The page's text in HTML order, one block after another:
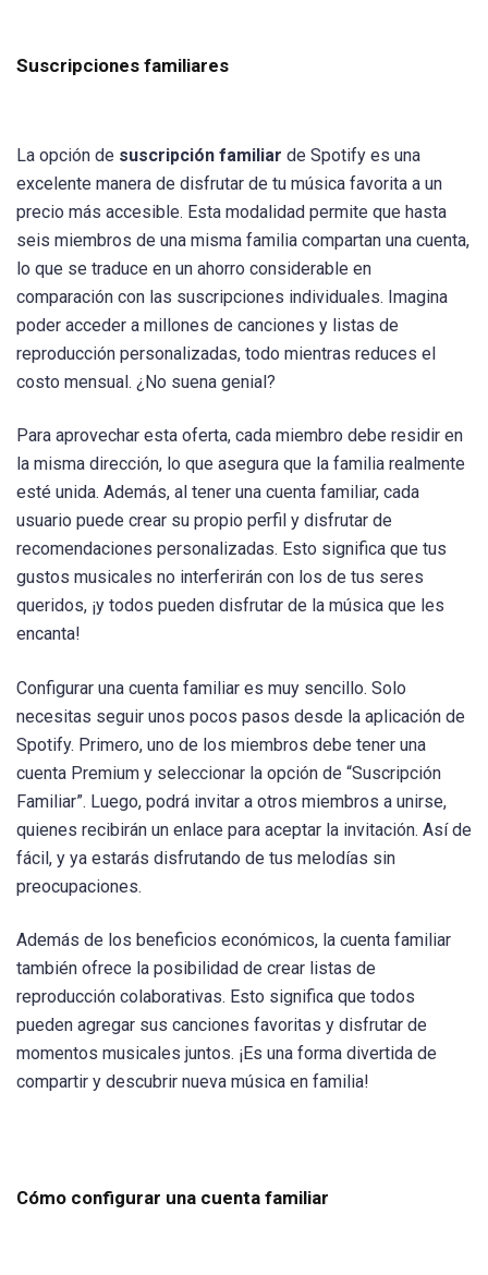
Suscripciones familiares
La opción de suscripción familiar de Spotify es una
excelente manera de disfrutar de tu música favorita a un
precio más accesible. Esta modalidad permite que hasta
seis miembros de una misma familia compartan una cuenta,
lo que se traduce en un ahorro considerable en
comparación con las suscripciones individuales. Imagina
poder acceder a millones de canciones y listas de
reproducción personalizadas, todo mientras reduces el
costo mensual. ¿No suena genial?
Para aprovechar esta oferta, cada miembro debe residir en
la misma dirección, lo que asegura que la familia realmente
esté unida. Además, al tener una cuenta familiar, cada
usuario puede crear su propio perfil y disfrutar de
recomendaciones personalizadas. Esto significa que tus
gustos musicales no interferirán con los de tus seres
queridos, ¡y todos pueden disfrutar de la música que les
encanta!
Configurar una cuenta familiar es muy sencillo. Solo
necesitas seguir unos pocos pasos desde la aplicación de
Spotify. Primero, uno de los miembros debe tener una
cuenta Premium y seleccionar la opción de “Suscripción
Familiar”. Luego, podrá invitar a otros miembros a unirse,
quienes recibirán un enlace para aceptar la invitación. Así de
fácil, y ya estarás disfrutando de tus melodías sin
preocupaciones.
Además de los beneficios económicos, la cuenta familiar
también ofrece la posibilidad de crear listas de
reproducción colaborativas. Esto significa que todos
pueden agregar sus canciones favoritas y disfrutar de
momentos musicales juntos. ¡Es una forma divertida de
compartir y descubrir nueva música en familia!
Cómo configurar una cuenta familiar